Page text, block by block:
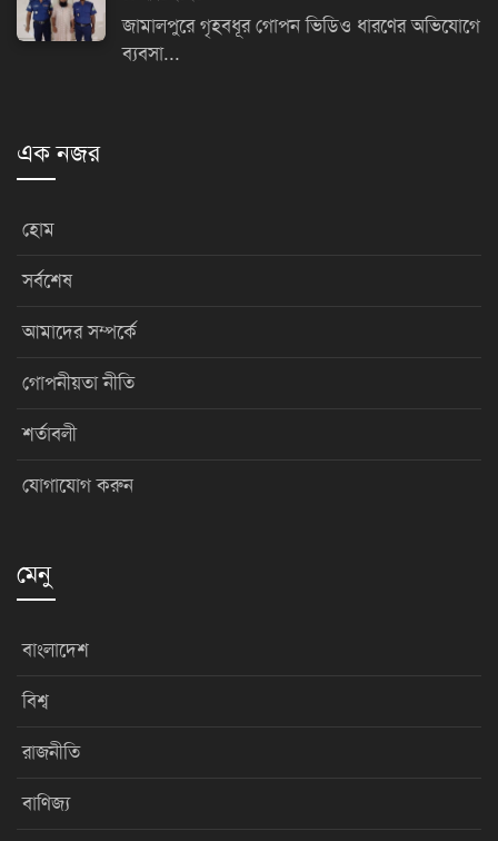
জামালপুরে গৃহবধূর গোপন ভিডিও ধারণের অভিযোগে
ব্যবসা...
এক নজর
হোম
সর্বশেষ
আমাদের সম্পর্কে
গোপনীয়তা নীতি
শর্তাবলী
যোগাযোগ করুন
মেনু
বাংলাদেশ
বিশ্ব
রাজনীতি
বাণিজ্য